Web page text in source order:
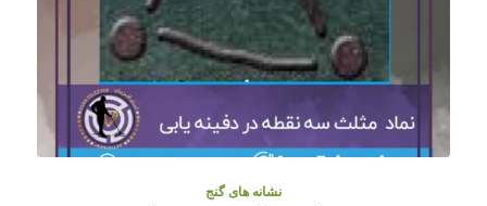
نشانه های گنج